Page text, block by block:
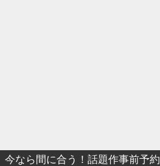
今なら間に合う！話題作事前予約